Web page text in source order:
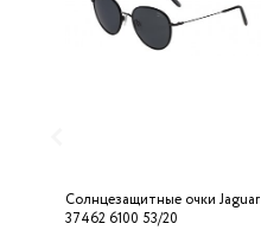
Солнцезащитные очки Jaguar
37462 6100 53/20